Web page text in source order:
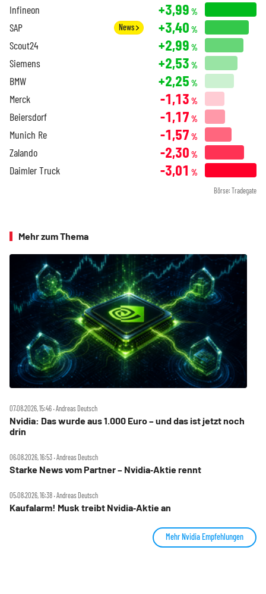
Infineon +3,99 %
SAP News +3,40 %
Scout24 +2,99 %
Siemens +2,53 %
BMW +2,25 %
Merck -1,13 %
Beiersdorf -1,17 %
Munich Re -1,57 %
Zalando -2,30 %
Daimler Truck -3,01 %
Börse: Tradegate
Mehr zum Thema
07.08.2026, 15:46 ‧ Andreas Deutsch
Nvidia: Das wurde aus 1.000 Euro – und das ist jetzt noch
drin
06.08.2026, 16:53 ‧ Andreas Deutsch
Starke News vom Partner – Nvidia‑Aktie rennt
05.08.2026, 16:38 ‧ Andreas Deutsch
Kaufalarm! Musk treibt Nvidia‑Aktie an
Mehr Nvidia Empfehlungen